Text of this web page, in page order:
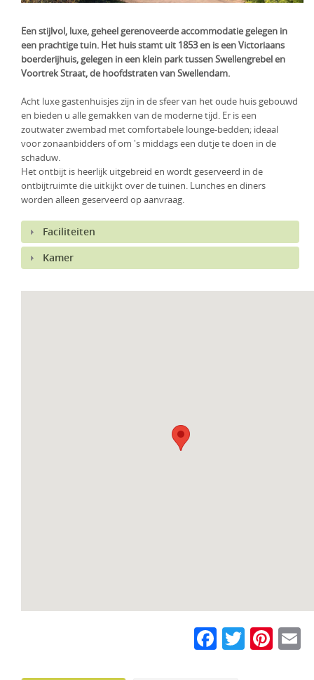
Zambia
Zimbabwe
Zuid-Afrika
Een stijlvol, luxe, geheel gerenoveerde accommodatie gelegen in
een prachtige tuin. Het huis stamt uit 1853 en is een Victoriaans
boerderijhuis, gelegen in een klein park tussen Swellengrebel en
Voortrek Straat, de hoofdstraten van Swellendam.
Acht luxe gastenhuisjes zijn in de sfeer van het oude huis gebouwd
en bieden u alle gemakken van de moderne tijd. Er is een
zoutwater zwembad met comfortabele lounge-bedden; ideaal
voor zonaanbidders of om 's middags een dutje te doen in de
schaduw.
Het ontbijt is heerlijk uitgebreid en wordt geserveerd in de
ontbijtruimte die uitkijkt over de tuinen. Lunches en diners
worden alleen geserveerd op aanvraag.
Faciliteiten
Kamer